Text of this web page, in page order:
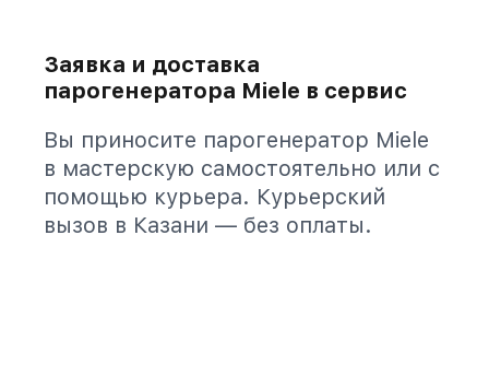
Заявка и доставка
парогенератора Miele в сервис
Вы приносите парогенератор Miele
в мастерскую самостоятельно или с
помощью курьера. Курьерский
вызов в Казани — без оплаты.